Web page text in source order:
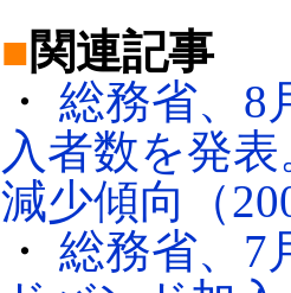
■関連記事
・ 総務省、8
入者数を発
減少傾向（
・ 総務省、7